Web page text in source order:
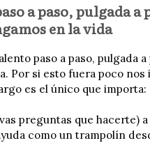
a paso, pulgada a
en la vida
paso a paso, pulgada
Por si esto fuera poco
es el único que
preguntas que hacerte)
como un trampolín